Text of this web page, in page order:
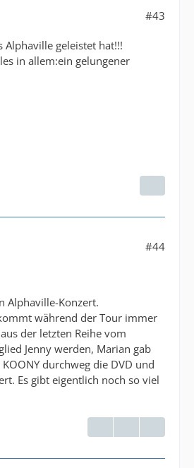
#43
geleistet hat!!!
in allem:ein gelungener
#44
Alphaville-Konzert.
während der Tour immer
der letzten Reihe vom
Jenny werden, Marian gab
durchweg die DVD und
Es gibt eigentlich noch so viel